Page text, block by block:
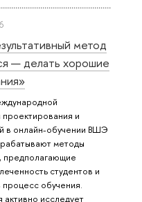
метод
— делать хорошие
и
в онлайн-обучении ВШЭ
методы
предполагающие
студентов и
процесс обучения.
исследует